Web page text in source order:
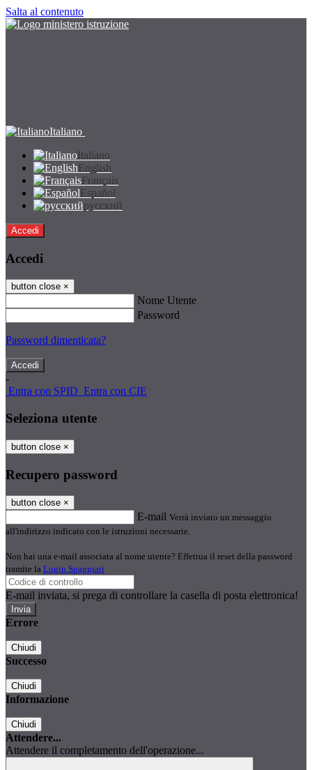
Salta al contenuto
Italiano
Italiano
English
Français
Español
русский
Accedi
Accedi
button close ×
Nome Utente
Password
Password dimenticata?
-
Entra con SPID Entra con CIE
Seleziona utente
button close ×
Recupero password
button close ×
E-mail Verrà inviato un messaggio
all'indirizzo indicato con le istruzioni necessarie.
Non hai una e-mail associata al nome utente? Effettua il reset della password
tramite la Login Spaggiari
E-mail inviata, si prega di controllare la casella di posta elettronica!
Errore
Chiudi
Successo
Chiudi
Informazione
Chiudi
Attendere...
Attendere il completamento dell'operazione...